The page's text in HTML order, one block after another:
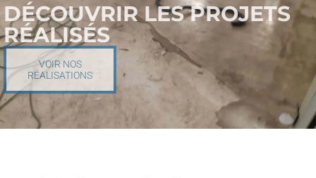
DÉCOUVRIR LES PROJETS
RÉALISÉS
VOIR NOS
RÉALISATIONS